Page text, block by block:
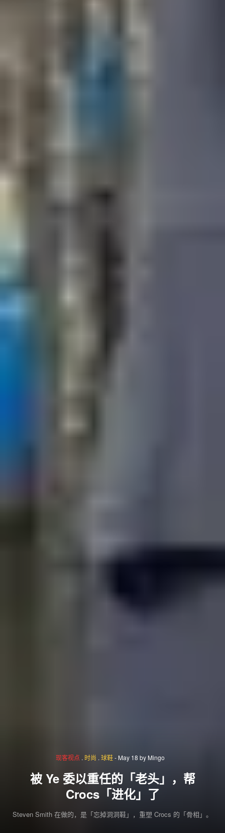
现客视点 . 时尚 . 球鞋- May 18 by Mingo
被 Ye 委以重任的「老头」，帮
Crocs「进化」了
Steven Smith 在做的，是「忘掉洞洞鞋」，重塑 Crocs 的「骨相」。